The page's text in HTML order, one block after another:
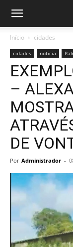
Início cidades
cidades noticia
–
DE
Por Administrador -